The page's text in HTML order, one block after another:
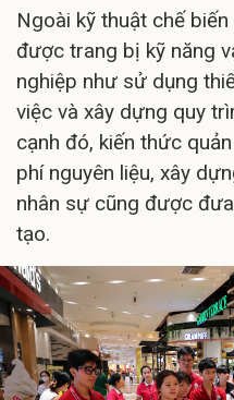
Ngoài kỹ thuật chế
được trang bị kỹ năng
nghiệp như sử dụng
việc và xây dựng quy
cạnh đó, kiến thức
phí nguyên liệu, xây
nhân sự cũng được
tạo.